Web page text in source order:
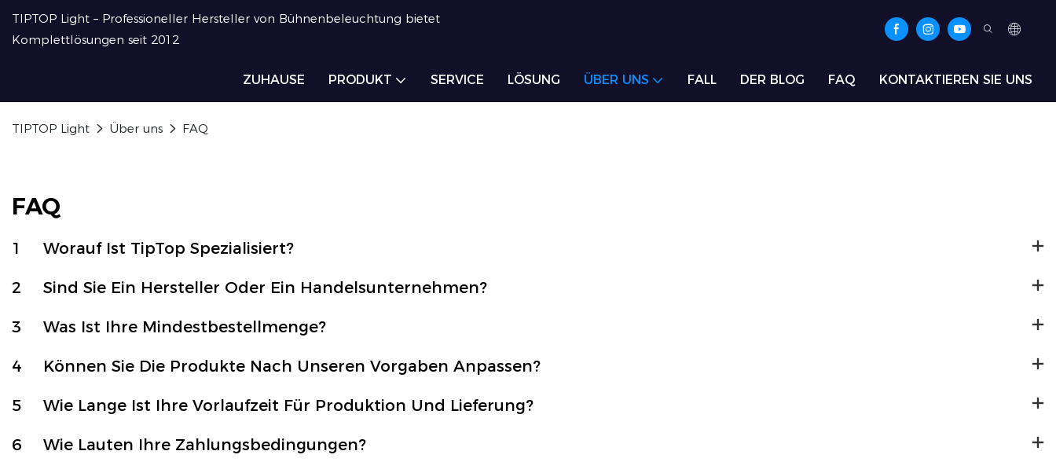
TIPTOP Light – Professioneller Hersteller von Bühnenbeleuchtung bietet
Komplettlösungen seit 2012
ZUHAUSE PRODUKT SERVICE LÖSUNG ÜBER UNS FALL DER BLOG FAQ KONTAKTIEREN SIE UNS
TIPTOP Light Über uns FAQ
FAQ
1 Worauf Ist TipTop Spezialisiert?
2 Sind Sie Ein Hersteller Oder Ein Handelsunternehmen?
3 Was Ist Ihre Mindestbestellmenge?
4 Können Sie Die Produkte Nach Unseren Vorgaben Anpassen?
5 Wie Lange Ist Ihre Vorlaufzeit Für Produktion Und Lieferung?
6 Wie Lauten Ihre Zahlungsbedingungen?